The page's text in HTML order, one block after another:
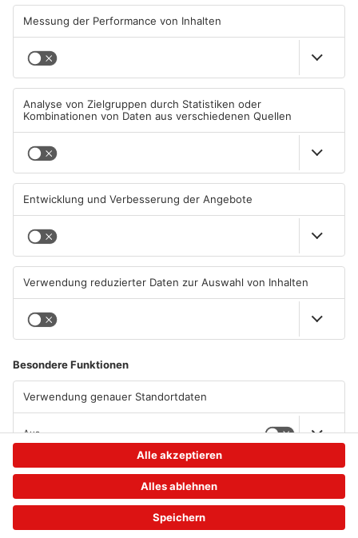
Wegen Trockenheit: Neue
Regeln auf A'burger
Friedhöfen
31.07.2026, 11:46 UHR IN KREIS
ASCHAFFENBURG
Unterwäsche-Dieb in
Goldbach geschnappt
ASCHAFFENBURG